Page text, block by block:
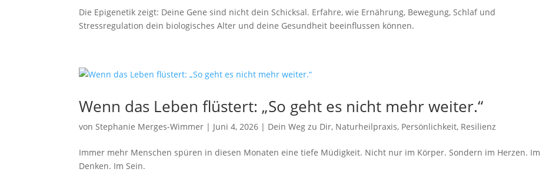
Die Epigenetik zeigt: Deine Gene sind nicht dein Schicksal. Erfahre, wie Ernährung, Bewegung, Schlaf und
Stressregulation dein biologisches Alter und deine Gesundheit beeinflussen können.
Wenn das Leben flüstert: „So geht es nicht mehr weiter.“
vonStephanie Merges-Wimmer | Juni 4, 2026 | Dein Weg zu Dir, Naturheilpraxis, Persönlichkeit, Resilienz
Immer mehr Menschen spüren in diesen Monaten eine tiefe Müdigkeit. Nicht nur im Körper. Sondern im Herzen. Im
Denken. Im Sein.